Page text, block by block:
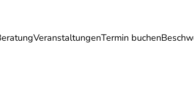
VeranstaltungenTermin buchen
Energie & Wohnen